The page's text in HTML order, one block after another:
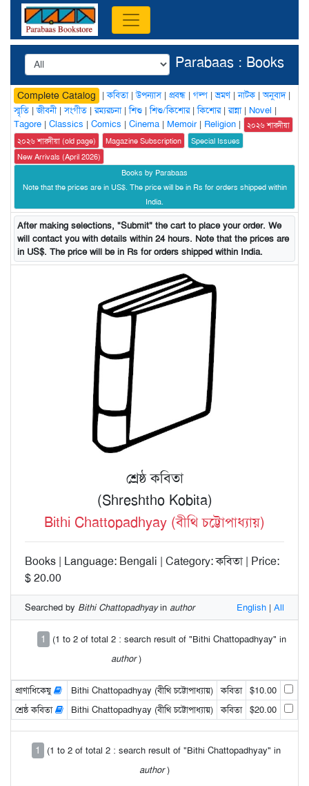
Parabaas : Books
Complete Catalog |কবিতা|উপন্যাস| প্রবন্ধ | গল্প |ভ্রমণ|নাটক |অনুবাদ|
স্মৃতি |জীবনী|সংগীত |রম্যরচনা|শিশু |শিশু/কিশোর|কিশোর|রান্না| Novel |
Tagore | Classics | Comics | Cinema | Memoir| Religion |
২০২৬ শারদীয়া
২০২৬ শারদীয়া (old page)
Magazine Subscription
Special Issues
New Arrivals (April 2026)
Books by Parabaas
Note that the prices are in US$. The price will be in Rs for orders shipped within
India.
After making selections, "Submit" the cart to place your order. We
will contact you with details within 24 hours. Note that the prices are
in US$. The price will be in Rs for orders shipped within India.
শ্রেষ্ঠ কবিতা
(Shreshtho Kobita)
Bithi Chattopadhyay (বীথি চট্টোপাধ্যায়)
Books | Language: Bengali | Category: কবিতা | Price:
$ 20.00
Searched by Bithi Chattopadhyayin author English | All
1
(1 to 2 of total 2 : search result of "Bithi Chattopadhyay" in
author)
প্রাণাধিকেষু Bithi Chattopadhyay (বীথি চট্টোপাধ্যায়) কবিতা
$10.00
শ্রেষ্ঠ কবিতা
Bithi Chattopadhyay (বীথি চট্টোপাধ্যায়) কবিতা $20.00
1
(1 to 2 of total 2 : search result of "Bithi Chattopadhyay" in
author)